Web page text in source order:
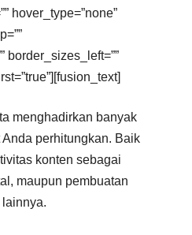
hover_type=”none”
border_sizes_left=””
menghadirkan banyak
perhitungkan. Baik
konten sebagai
maupun pembuatan